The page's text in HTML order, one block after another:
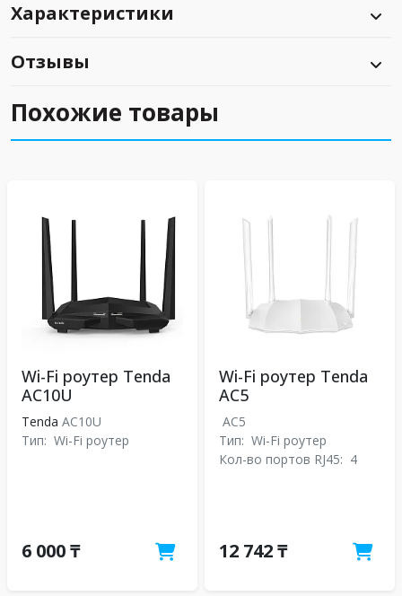
Характеристики
Отзывы
Похожие товары
Wi-Fi роутер Tenda
AC10U
Tenda AC10U
Тип: Wi-Fi роутер
6 000 ₸
Wi-Fi роутер Tenda
AC5
AC5
Тип: Wi-Fi роутер
Кол-во портов RJ45: 4
12 742 ₸